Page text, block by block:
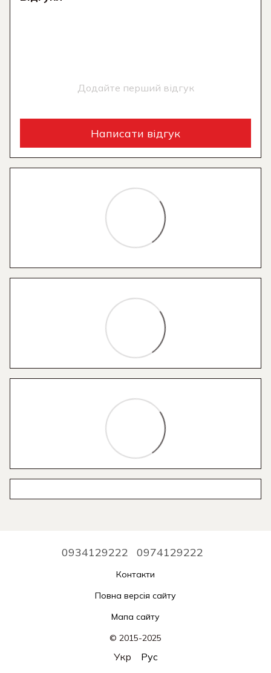
Додайте перший відгук
Написати відгук
0934129222 0974129222
Контакти
Повна версія сайту
Мапа сайту
© 2015-2025
Укр Рус